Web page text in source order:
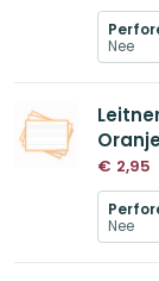
€ 2,95